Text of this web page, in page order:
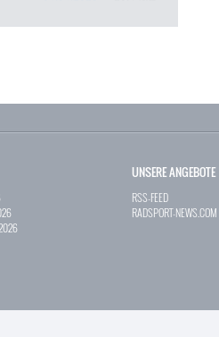
UNSERE ANGEBOTE
RSS-FEED
RADSPORT-NEWS.COM